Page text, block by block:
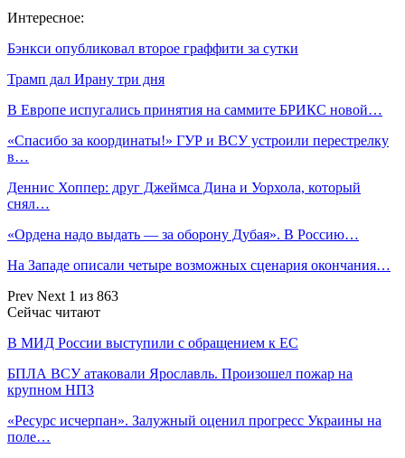
Интересное:
Бэнкси опубликовал второе граффити за сутки
Трамп дал Ирану три дня
В Европе испугались принятия на саммите БРИКС новой…
«Спасибо за координаты!» ГУР и ВСУ устроили перестрелку
в…
Деннис Хоппер: друг Джеймса Дина и Уорхола, который
снял…
«Ордена надо выдать — за оборону Дубая». В Россию…
На Западе описали четыре возможных сценария окончания…
Prev Next 1 из 863
Сейчас читают
В МИД России выступили с обращением к ЕС
БПЛА ВСУ атаковали Ярославль. Произошел пожар на
крупном НПЗ
«Ресурс исчерпан». Залужный оценил прогресс Украины на
поле…